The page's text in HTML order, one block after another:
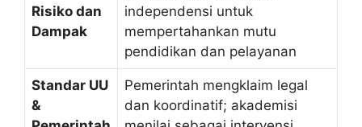
Risiko dan
Dampak
independensi untuk
mempertahankan mutu
pendidikan dan pelayanan
Standar UU
&
Pemerintah mengklaim legal
dan koordinatif; akademisi